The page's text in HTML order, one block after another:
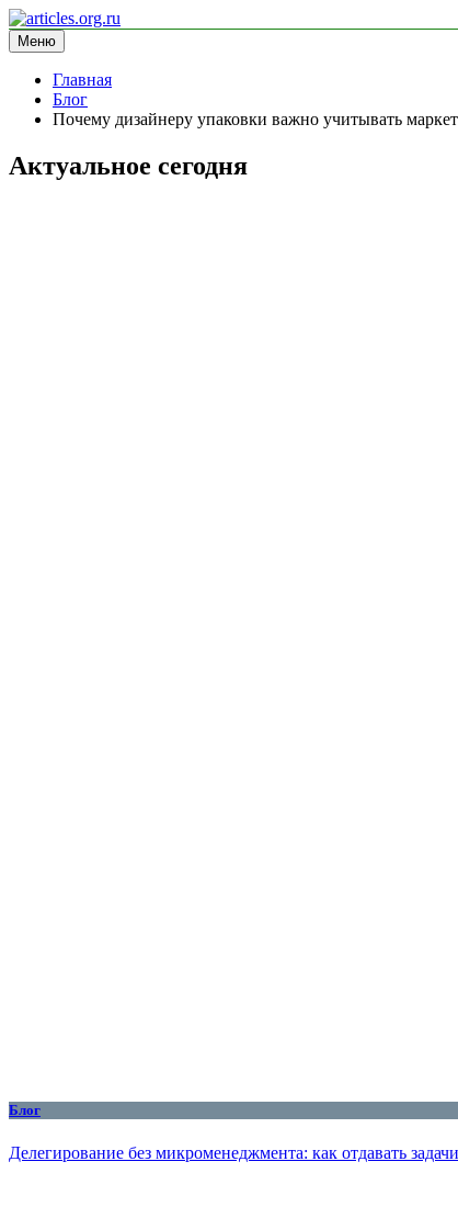
Перейти
к
содержимому
articles.org.ru
информационный сайт
Меню
Главная
Блог
Почему дизайнеру упаковки важно учитывать
Актуальное сегодня
Блог
Делегирование без микроменеджмента: как отдавать